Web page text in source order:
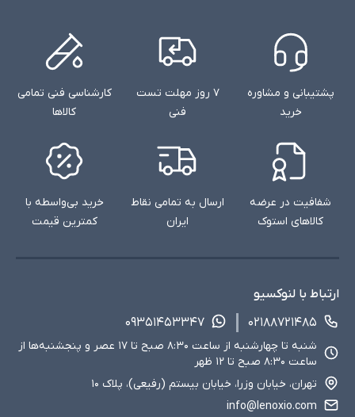
پشتیبانی و مشاوره
خرید
۷ روز مهلت تست
فنی
کارشناسی فنی تمامی
کالاها
شفافیت در عرضه
کالاهای استوک
ارسال به تمامی نقاط
ایران
خرید بی‌واسطه با
کمترین قیمت
ارتباط با لنوکسیو
۰۲۱۸۸۷۲۱۴۸۵
۰۹۳۵۱۴۵۳۳۴۷
شنبه تا چهارشنبه از ساعت ۸:۳۰ صبح تا ۱۷ عصر و پنجشنبه‌ها از
ساعت ۸:۳۰ صبح تا ۱۲ ظهر
تهران، خیابان وزرا، خیابان بیستم (رفیعی)، پلاک ۱۰
info@lenoxio.com